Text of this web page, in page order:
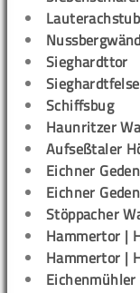
Sieghardttor
Schiffsbug
Haunritzer
Aufseßtaler
Eichner
Eichner
Stöppacher
Hammertor |
Hammertor |